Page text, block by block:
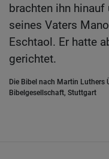
brachten ihn hinauf
seines Vaters
Eschtaol. Er hatte
gerichtet.
Die Bibel nach Martin Luthers
Bibelgesellschaft, Stuttgart